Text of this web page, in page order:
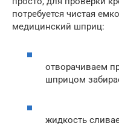
потребуется чистая
медицинский шприц:
отворачиваем
шприцом
жидкость